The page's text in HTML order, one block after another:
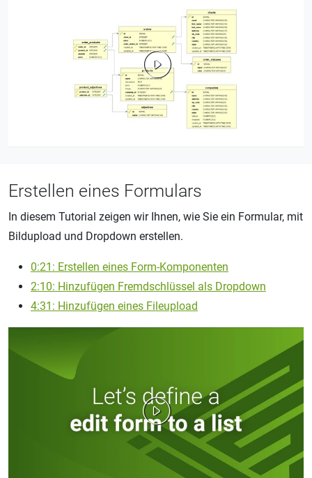
Erstellen eines Formulars
In diesem Tutorial zeigen wir Ihnen, wie Sie ein Formular, mit
Bildupload und Dropdown erstellen.
0:21: Erstellen eines Form-Komponenten
2:10: Hinzufügen Fremdschlüssel als Dropdown
4:31: Hinzufügen eines Fileupload